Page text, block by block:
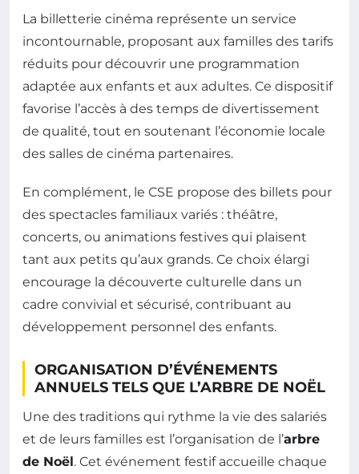
La billetterie cinéma représente un service
incontournable, proposant aux familles des tarifs
réduits pour découvrir une programmation
adaptée aux enfants et aux adultes. Ce dispositif
favorise l’accès à des temps de divertissement
de qualité, tout en soutenant l’économie locale
des salles de cinéma partenaires.
En complément, le CSE propose des billets pour
des spectacles familiaux variés : théâtre,
concerts, ou animations festives qui plaisent
tant aux petits qu’aux grands. Ce choix élargi
encourage la découverte culturelle dans un
cadre convivial et sécurisé, contribuant au
développement personnel des enfants.
ORGANISATION D’ÉVÉNEMENTS
ANNUELS TELS QUE L’ARBRE DE NOËL
Une des traditions qui rythme la vie des salariés
et de leurs familles est l’organisation de l’arbre
de Noël. Cet événement festif accueille chaque